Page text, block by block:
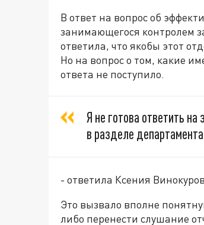
В ответ на вопрос об
занимающегося контролем
ответила, что якобы этот
Но на вопрос о том, какие
ответа не поступило.
Я не готова ответить
в разделе
- ответила Ксения
Это вызвало вполне
либо перенести слушание